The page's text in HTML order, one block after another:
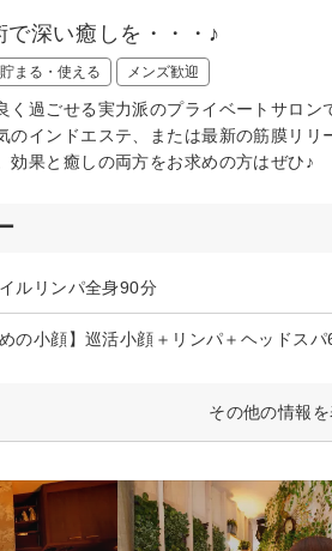
深い癒しを・・・♪
まる・使える メンズ歓迎
く過ごせる実力派のプライベートサロ
のインドエステ、または最新の筋膜リ
効果と癒しの両方をお求めの方はぜひ♪
ルリンパ全身90分
めの小顔】巡活小顔＋リンパ＋ヘッドス
その他の情報